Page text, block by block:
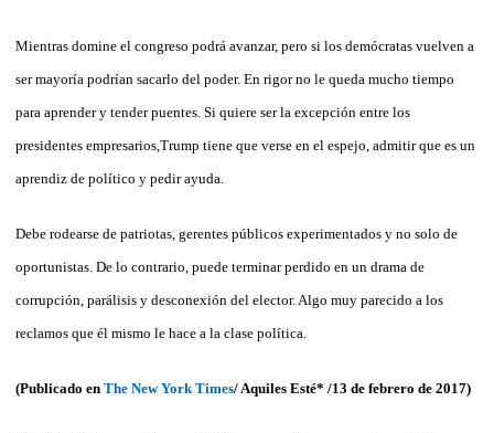
Mientras domine el congreso podrá avanzar, pero si los demócratas vuelven a
ser mayoría podrían sacarlo del poder. En rigor no le queda mucho tiempo
para aprender y tender puentes. Si quiere ser la excepción entre los
presidentes empresarios,Trump tiene que verse en el espejo, admitir que es un
aprendiz de político y pedir ayuda.
Debe rodearse de patriotas, gerentes públicos experimentados y no solo de
oportunistas. De lo contrario, puede terminar perdido en un drama de
corrupción, parálisis y desconexión del elector. Algo muy parecido a los
reclamos que él mismo le hace a la clase política.
(Publicado en The New York Times/ Aquiles Esté* /13 de febrero de 2017)